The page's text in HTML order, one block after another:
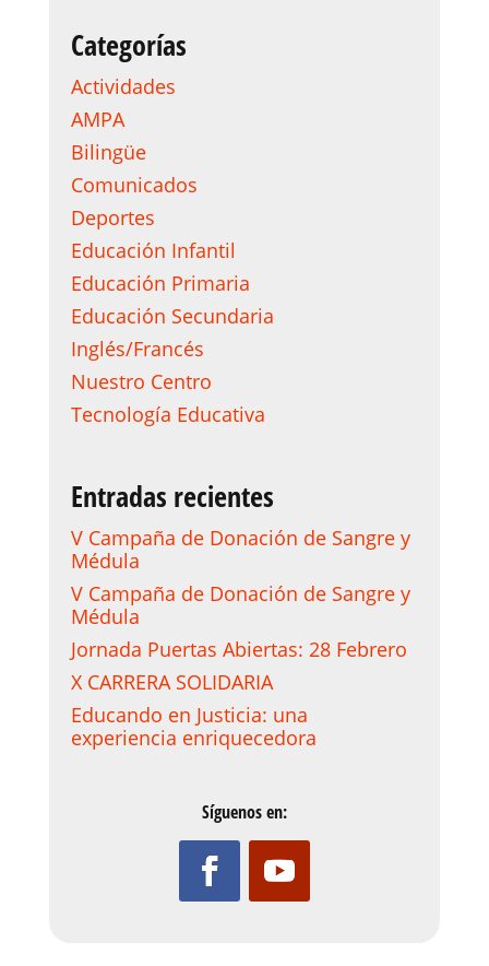
Categorías
Actividades
AMPA
Bilingüe
Comunicados
Deportes
Educación Infantil
Educación Primaria
Educación Secundaria
Inglés/Francés
Nuestro Centro
Tecnología Educativa
Entradas recientes
V Campaña de Donación de Sangre y
Médula
V Campaña de Donación de Sangre y
Médula
Jornada Puertas Abiertas: 28 Febrero
X CARRERA SOLIDARIA
Educando en Justicia: una
experiencia enriquecedora
Síguenos en: